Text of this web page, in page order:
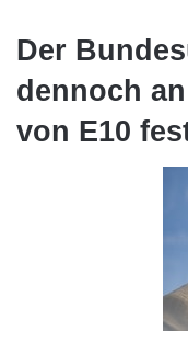
Der
dennoch
von E10